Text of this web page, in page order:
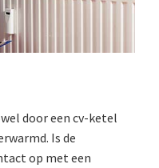
door een cv-ketel
Is de
op met een